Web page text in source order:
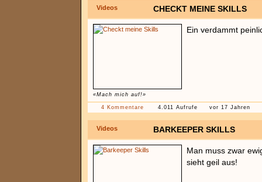
Videos CHECKT MEINE SKILLS
«Mach mich auf!»
Ein verdammt
4 Kommentare 4.011 Aufrufe vor 17 Jahren
Videos BARKEEPER SKILLS
Man muss zwar
sieht geil aus!